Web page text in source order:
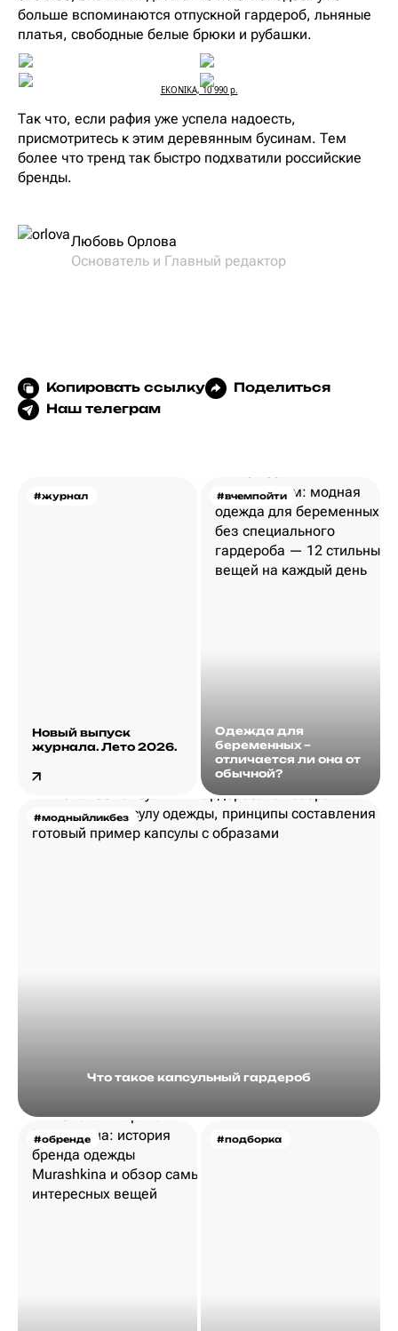
больше вспоминаются отпускной гардероб, льняные
платья, свободные белые брюки и рубашки.
EKONIKA, 10 990 р.
Так что, если рафия уже успела надоесть,
присмотритесь к этим деревянным бусинам. Тем
более что тренд так быстро подхватили российские
бренды.
Любовь Орлова
Основатель и Главный редактор
Копировать ссылку
Поделиться
Наш телеграм
#журнал
Новый выпуск
журнала. Лето 2026.
#вчемпойти
Одежда для
беременных –
отличается ли она от
обычной?
#модныйликбез
Что такое капсульный гардероб
#обренде #подборка